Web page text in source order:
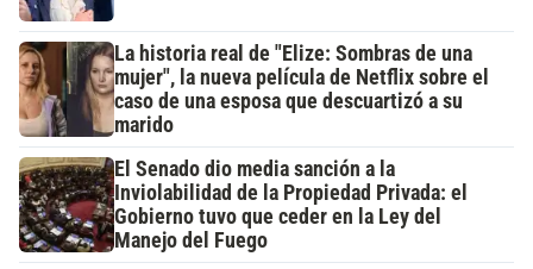
La historia real de "Elize: Sombras de una
mujer", la nueva película de Netflix sobre el
caso de una esposa que descuartizó a su
marido
El Senado dio media sanción a la
Inviolabilidad de la Propiedad Privada: el
Gobierno tuvo que ceder en la Ley del
Manejo del Fuego